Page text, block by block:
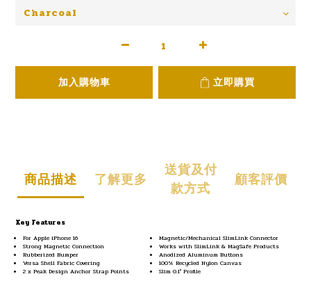
加入購物車 立即購買
商品描述 了解更多
送貨及付
款方式
顧客評價
Key Features
For Apple iPhone 16
Magnetic/Mechanical SlimLink Connector
Strong Magnetic Connection
Works with SlimLink & MagSafe Products
Rubberized Bumper
Anodized Aluminum Buttons
Versa Shell Fabric Covering
100% Recycled Nylon Canvas
2 x Peak Design Anchor Strap Points
Slim 0.1" Profile